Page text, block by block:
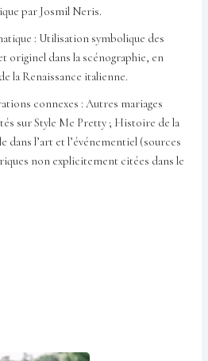
par Josmil Neris.
: Utilisation symbolique des
originel dans la scénographie, en
la Renaissance italienne.
connexes : Autres mariages
sur Style Me Pretty ; Histoire de la
dans l’art et l’événementiel (sources
non explicitement citées dans le